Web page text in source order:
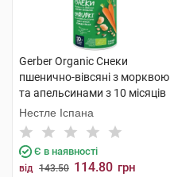
Gerber Organic Снеки
пшенично-вівсяні з морквою
та апельсинами з 10 місяців
35 г 1 банка
Нестле Іспана
Є в наявності
від 143.50 114.80 грн